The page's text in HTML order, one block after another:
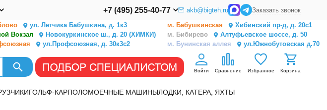
+7 (495) 255-40-77 akb@bigteh.ru Заказать звонок
ул. Летчика Бабушкина, д. 1к3 м. Бабушкинская
Хибинский пр-д, д. 20с1
Вокзал Новокуркинское ш., д. 20 (ХИМКИ) м. Бибирево
Алтуфьевское шоссе, д. 50
ул.Профсоюзная, д. 30к3с2 м. Бунинская аллея
ул.Южнобутовская д.70
Войти Сравнение Избранное Корзина
ГОЛЬФ-КАРПОЛОМОЕЧНЫЕ МАШИНЫЛОДКИ, КАТЕРА, ЯХТЫ